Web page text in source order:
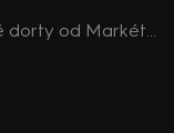
Božské dorty od Markéty (8) - meruňkové muffiny